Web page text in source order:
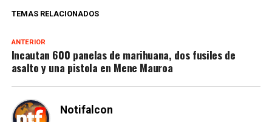
TEMAS RELACIONADOS
ANTERIOR
Incautan 600 panelas de marihuana, dos fusiles de
asalto y una pistola en Mene Mauroa
Notifalcon